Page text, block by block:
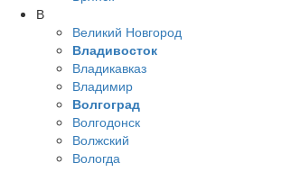
В
Великий Новгород
Владивосток
Владикавказ
Владимир
Волгоград
Волгодонск
Волжский
Вологда